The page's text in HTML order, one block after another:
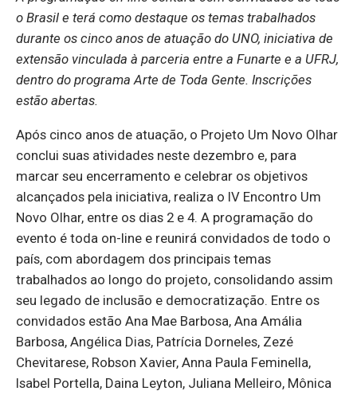
o Brasil e terá como destaque os temas trabalhados
durante os cinco anos de atuação do UNO, iniciativa de
extensão vinculada à parceria entre a Funarte e a UFRJ,
dentro do programa Arte de Toda Gente. Inscrições
estão abertas.
Após cinco anos de atuação, o Projeto Um Novo Olhar
conclui suas atividades neste dezembro e, para
marcar seu encerramento e celebrar os objetivos
alcançados pela iniciativa, realiza o IV Encontro Um
Novo Olhar, entre os dias 2 e 4. A programação do
evento é toda on-line e reunirá convidados de todo o
país, com abordagem dos principais temas
trabalhados ao longo do projeto, consolidando assim
seu legado de inclusão e democratização. Entre os
convidados estão Ana Mae Barbosa, Ana Amália
Barbosa, Angélica Dias, Patrícia Dorneles, Zezé
Chevitarese, Robson Xavier, Anna Paula Feminella,
Isabel Portella, Daina Leyton, Juliana Melleiro, Mônica